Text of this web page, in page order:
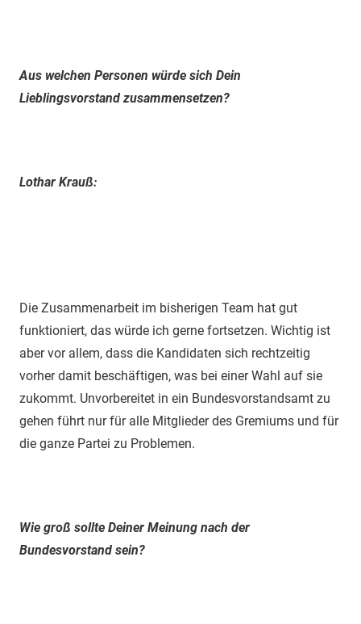
Aus welchen Personen würde sich Dein
Lieblingsvorstand zusammensetzen?
Lothar Krauß:
Die Zusammenarbeit im bisherigen Team hat gut
funktioniert, das würde ich gerne fortsetzen. Wichtig ist
aber vor allem, dass die Kandidaten sich rechtzeitig
vorher damit beschäftigen, was bei einer Wahl auf sie
zukommt. Unvorbereitet in ein Bundesvorstandsamt zu
gehen führt nur für alle Mitglieder des Gremiums und für
die ganze Partei zu Problemen.
Wie groß sollte Deiner Meinung nach der
Bundesvorstand sein?